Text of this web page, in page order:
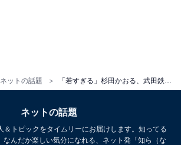
ネットの話題
ネットの話題
＆トピックをタイムリーにお届けします。知ってる
なんだか楽しい気分になれる、ネット発「知ら（な